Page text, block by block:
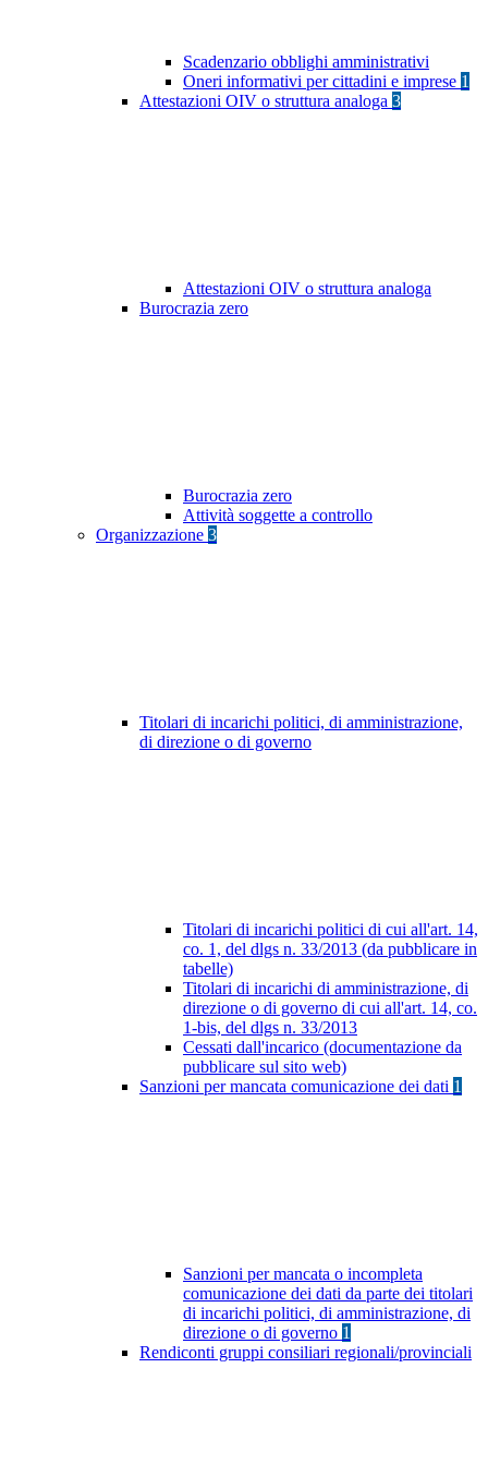
Scadenzario obblighi amministrativi
Oneri informativi per cittadini e imprese 1
Attestazioni OIV o struttura analoga 3
Attestazioni OIV o struttura analoga
Burocrazia zero
Burocrazia zero
Attività soggette a controllo
Organizzazione 3
Titolari di incarichi politici, di amministrazione,
di direzione o di governo
Titolari di incarichi politici di cui all'art. 14,
co. 1, del dlgs n. 33/2013 (da pubblicare in
tabelle)
Titolari di incarichi di amministrazione, di
direzione o di governo di cui all'art. 14, co.
1-bis, del dlgs n. 33/2013
Cessati dall'incarico (documentazione da
pubblicare sul sito web)
Sanzioni per mancata comunicazione dei dati 1
Sanzioni per mancata o incompleta
comunicazione dei dati da parte dei titolari
di incarichi politici, di amministrazione, di
direzione o di governo 1
Rendiconti gruppi consiliari regionali/provinciali